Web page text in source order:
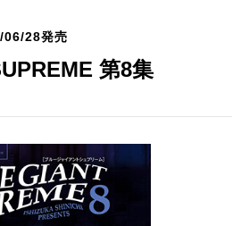
06/28発売
第8集